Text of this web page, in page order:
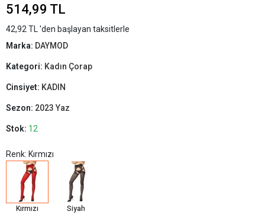
514,99 TL
42,92 TL 'den başlayan taksitlerle
Marka: DAYMOD
Kategori: Kadın Çorap
Cinsiyet: KADIN
Sezon: 2023 Yaz
Stok: 12
Renk: Kırmızı
Kırmızı Siyah